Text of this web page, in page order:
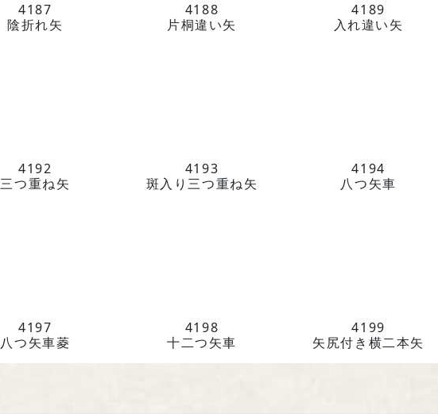
4187
陰折れ矢
4188
片桐違い矢
4189
入れ違い矢
4192
三つ重ね矢
4193
斑入り三つ重ね矢
4194
八つ矢車
4197
八つ矢車菱
4198
十二つ矢車
4199
矢尻付き横二本矢